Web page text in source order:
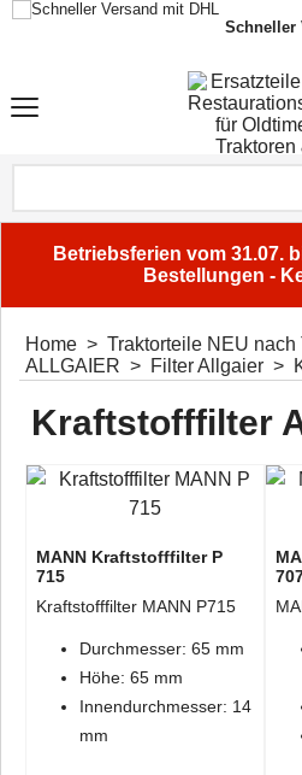
Schneller
Betriebsferien vom 31.07.
Bestellungen -
Home > Traktorteile NEU nach
ALLGAIER > Filter Allgaier >
Kraftstofffilter
MANN Kraftstofffilter P
715
Kraftstofffilter MANN P715
Durchmesser: 65 mm
Höhe: 65 mm
Innendurchmesser: 14
mm